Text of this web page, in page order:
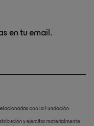
en tu email.
con la Fundación.
y ejercitar materialmente